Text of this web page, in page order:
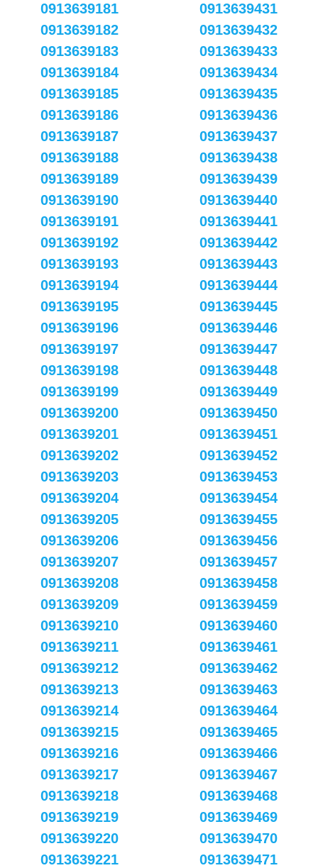
0913639181
0913639182
0913639183
0913639184
0913639185
0913639186
0913639187
0913639188
0913639189
0913639190
0913639191
0913639192
0913639193
0913639194
0913639195
0913639196
0913639197
0913639198
0913639199
0913639200
0913639201
0913639202
0913639203
0913639204
0913639205
0913639206
0913639207
0913639208
0913639209
0913639210
0913639211
0913639212
0913639213
0913639214
0913639215
0913639216
0913639217
0913639218
0913639219
0913639220
0913639221
0913639431
0913639432
0913639433
0913639434
0913639435
0913639436
0913639437
0913639438
0913639439
0913639440
0913639441
0913639442
0913639443
0913639444
0913639445
0913639446
0913639447
0913639448
0913639449
0913639450
0913639451
0913639452
0913639453
0913639454
0913639455
0913639456
0913639457
0913639458
0913639459
0913639460
0913639461
0913639462
0913639463
0913639464
0913639465
0913639466
0913639467
0913639468
0913639469
0913639470
0913639471